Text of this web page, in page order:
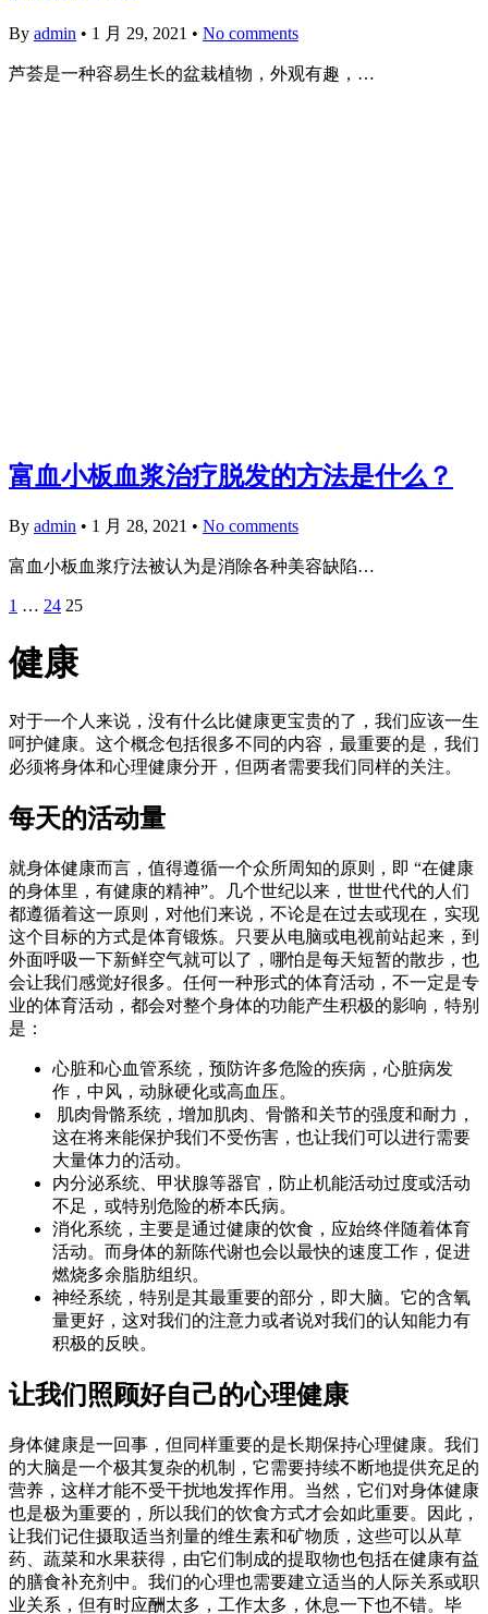
By admin • 1 月 29, 2021 • No comments
芦荟是一种容易生长的盆栽植物，外观有趣，…
富血小板血浆治疗脱发的方法是什么？
By admin • 1 月 28, 2021 • No comments
富血小板血浆疗法被认为是消除各种美容缺陷…
1 … 24 25
健康
对于一个人来说，没有什么比健康更宝贵的了，我们应该一生
呵护健康。这个概念包括很多不同的内容，最重要的是，我们
必须将身体和心理健康分开，但两者需要我们同样的关注。
每天的活动量
就身体健康而言，值得遵循一个众所周知的原则，即 “在健康
的身体里，有健康的精神”。几个世纪以来，世世代代的人们
都遵循着这一原则，对他们来说，不论是在过去或现在，实现
这个目标的方式是体育锻炼。只要从电脑或电视前站起来，到
外面呼吸一下新鲜空气就可以了，哪怕是每天短暂的散步，也
会让我们感觉好很多。任何一种形式的体育活动，不一定是专
业的体育活动，都会对整个身体的功能产生积极的影响，特别
是：
心脏和心血管系统，预防许多危险的疾病，心脏病发
作，中风，动脉硬化或高血压。
肌肉骨骼系统，增加肌肉、骨骼和关节的强度和耐力，
这在将来能保护我们不受伤害，也让我们可以进行需要
大量体力的活动。
内分泌系统、甲状腺等器官，防止机能活动过度或活动
不足，或特别危险的桥本氏病。
消化系统，主要是通过健康的饮食，应始终伴随着体育
活动。而身体的新陈代谢也会以最快的速度工作，促进
燃烧多余脂肪组织。
神经系统，特别是其最重要的部分，即大脑。它的含氧
量更好，这对我们的注意力或者说对我们的认知能力有
积极的反映。
让我们照顾好自己的心理健康
身体健康是一回事，但同样重要的是长期保持心理健康。我们
的大脑是一个极其复杂的机制，它需要持续不断地提供充足的
营养，这样才能不受干扰地发挥作用。当然，它们对身体健康
也是极为重要的，所以我们的饮食方式才会如此重要。因此，
让我们记住摄取适当剂量的维生素和矿物质，这些可以从草
药、蔬菜和水果获得，由它们制成的提取物也包括在健康有益
的膳食补充剂中。我们的心理也需要建立适当的人际关系或职
业关系，但有时应酬太多，工作太多，休息一下也不错。毕